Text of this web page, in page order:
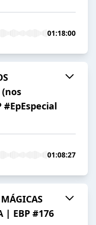
01:18:00
(nos
01:08:27
| EBP #176